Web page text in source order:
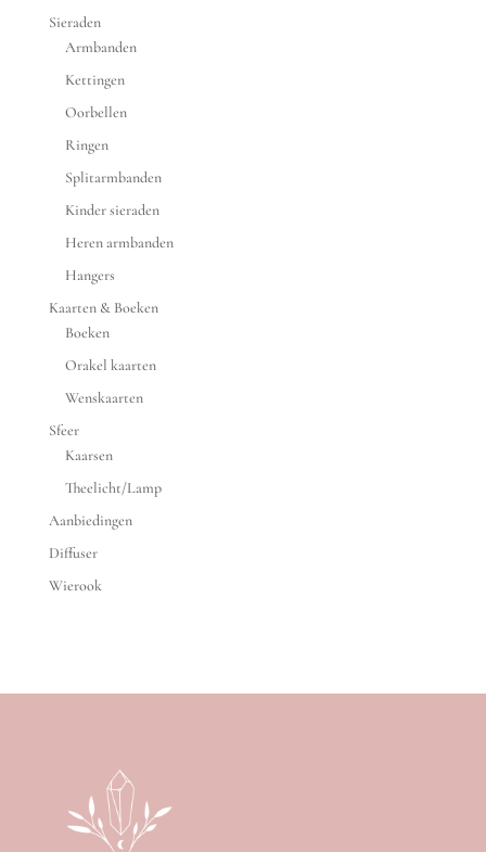
Sieraden
Armbanden
Kettingen
Oorbellen
Ringen
Splitarmbanden
Kinder sieraden
Heren armbanden
Hangers
Kaarten & Boeken
Boeken
Orakel kaarten
Wenskaarten
Sfeer
Kaarsen
Theelicht/Lamp
Aanbiedingen
Diffuser
Wierook